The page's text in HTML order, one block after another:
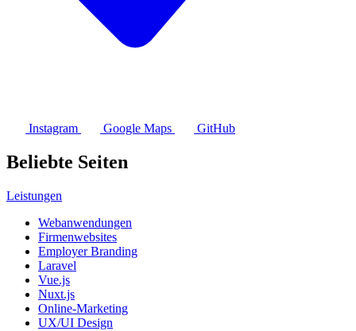
Instagram Google Maps GitHub
Beliebte Seiten
Leistungen
Webanwendungen
Firmenwebsites
Employer Branding
Laravel
Vue.js
Nuxt.js
Online-Marketing
UX/UI Design